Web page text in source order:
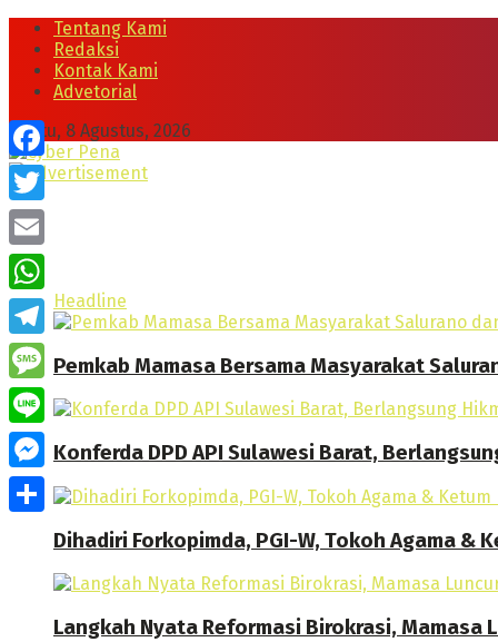
Tentang Kami
Redaksi
Kontak Kami
Advetorial
Sabtu, 8 Agustus, 2026
Headline
Pemkab Mamasa Bersama Masyarakat
Konferda DPD API Sulawesi Barat,
Dihadiri Forkopimda, PGI-W, Tokoh Agama &
Langkah Nyata Reformasi Birokrasi, Mamasa
Facebook
Twitter
Email
WhatsApp
Telegram
Message
Line
Messenger